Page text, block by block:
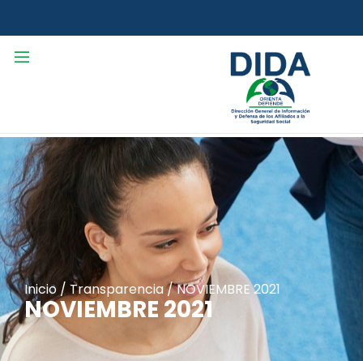
Inicio /Transparencia/NOVIEMBRE 2021
NOVIEMBRE 2021